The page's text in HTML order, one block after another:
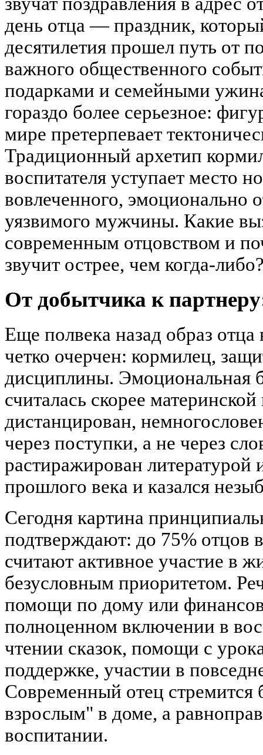
день отца — праздник,
десятилетия прошел путь от
важного общественного
подарками и семейными
гораздо более серьезное:
мире претерпевает
Традиционный архетип
воспитателя уступает место
вовлеченного, эмоционально
уязвимого мужчины. Какие
современным отцовством и
звучит острее, чем когда-
От добытчика к
Еще полвека назад образ
четко очерчен: кормилец,
дисциплины. Эмоциональная
считалась скорее
дистанцирован,
через поступки, а не через
растиражирован литературой
прошлого века и казался
Сегодня картина
подтверждают: до 75% отцов
считают активное участие в
безусловным приоритетом.
помощи по дому или
полноценном включении в
чтении сказок, помощи с
поддержке, участии в
Современный отец стремится
взрослым" в доме, а
воспитании.